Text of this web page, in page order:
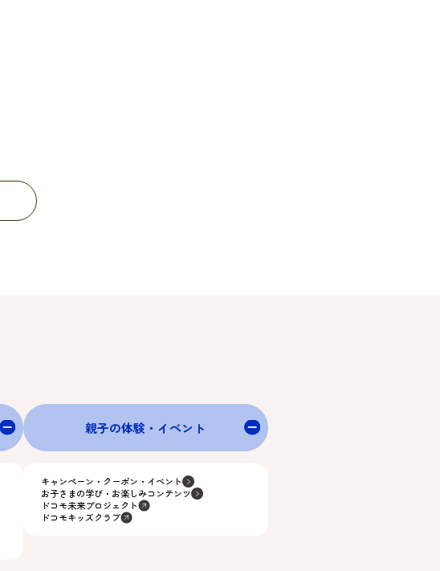
親子の体験・イベント
キャンペーン・クーポン・イベント
お子さまの学び・お楽しみコンテンツ
ドコモ未来プロジェクト
ドコモキッズクラブ